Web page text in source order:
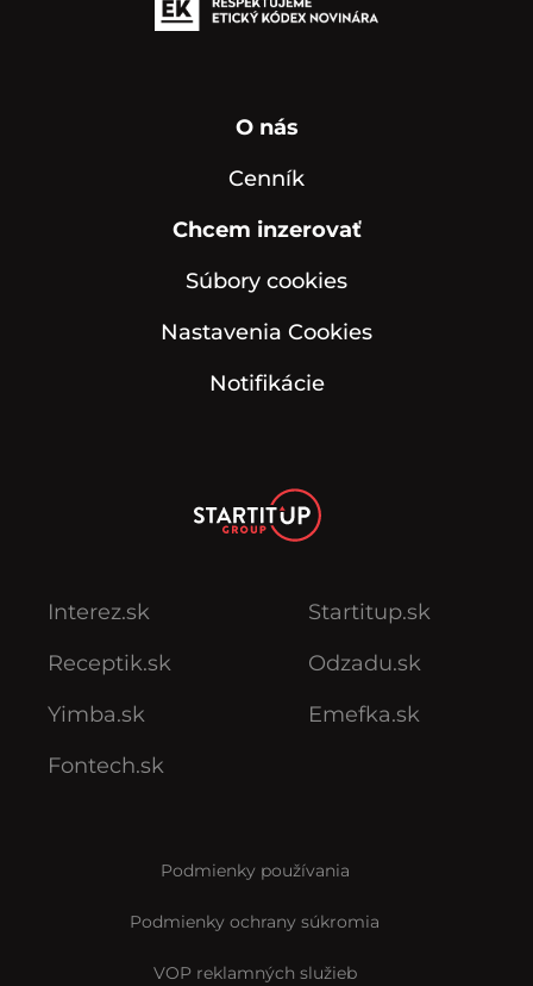
O nás
Cenník
Chcem inzerovať
Súbory cookies
Nastavenia Cookies
Notifikácie
Interez.sk
Receptik.sk
Yimba.sk
Fontech.sk
Startitup.sk
Odzadu.sk
Emefka.sk
Podmienky používania
Podmienky ochrany súkromia
VOP reklamných služieb